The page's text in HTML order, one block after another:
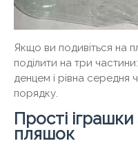
Якщо ви подивіться на
поділити на три
денцем і рівна середня
порядку.
Прості
пляшок